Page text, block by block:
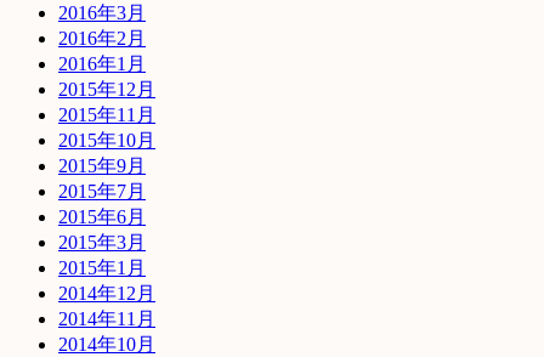
2016年3月
2016年2月
2016年1月
2015年12月
2015年11月
2015年10月
2015年9月
2015年7月
2015年6月
2015年3月
2015年1月
2014年12月
2014年11月
2014年10月